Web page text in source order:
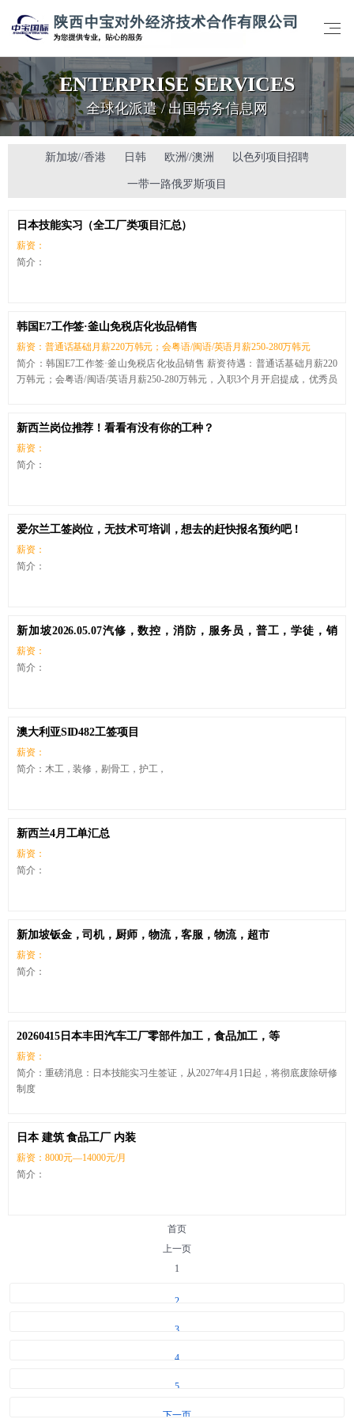
ENTERPRISE SERVICES
全球化派遣 / 出国劳务信息网
新加坡//香港 日韩 欧洲//澳洲 以色列项目招聘
一带一路俄罗斯项目
日本技能实习（全工厂类项目汇总）
薪资：
简介：
韩国E7工作签·釜山免税店化妆品销售
薪资：普通话基础月薪220万韩元；会粤语/闽语/英语月薪250-280万韩元
简介：韩国E7工作签·釜山免税店化妆品销售 薪资待遇：普通话基础月薪220
万韩元；会粤语/闽语/英语月薪250-280万韩元，入职3个月开启提成，优秀员
配套产品讲解、销售、货品整理、客户接待。工作时限3+2+N长期续签，7月
上旬威海现场面试（7.10-7.15），本次招录12人，男女不限。 2. 工作与食宿
每日8小时工作制，月休4-5天；工作日免费提供工
新西兰岗位推荐！看看有没有你的工种？
薪资：
简介：
爱尔兰工签岗位，无技术可培训，想去的赶快报名预约吧！
薪资：
简介：
新加坡2026.05.07汽修，数控，消防，服务员，普工，学徒，销
售，维修
薪资：
简介：
澳大利亚SID482工签项目
薪资：
简介：木工，装修，剔骨工，护工，
新西兰4月工单汇总
薪资：
简介：
新加坡钣金，司机，厨师，物流，客服，物流，超市
薪资：
简介：
20260415日本丰田汽车工厂零部件加工，食品加工，等
薪资：
简介：重磅消息：日本技能实习生签证，从2027年4月1日起，将彻底废除研修
制度
日本 建筑 食品工厂 内装
薪资：8000元—14000元/月
简介：
首页
上一页
1
2
3
4
5
下一页